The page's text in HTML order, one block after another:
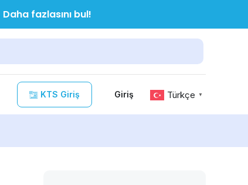
Daha fazlasını bul!
KTS Giriş Giriş Türkçe ▼